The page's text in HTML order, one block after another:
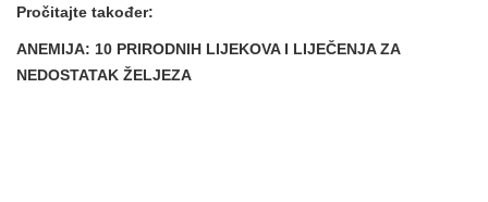
Pročitajte također:
ANEMIJA: 10 PRIRODNIH LIJEKOVA I LIJEČENJA ZA
NEDOSTATAK ŽELJEZA